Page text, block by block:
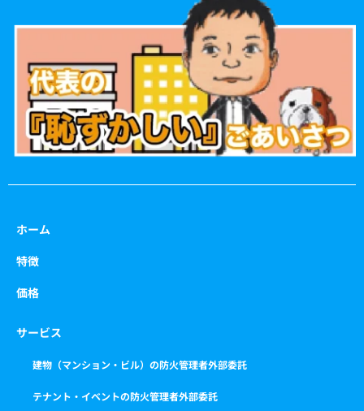
o
k
g
a
m
e
u
b
e
ホーム
特徴
価格
サービス
建物（マンション・ビル）の防火管理者外部委託
テナント・イベントの防火管理者外部委託